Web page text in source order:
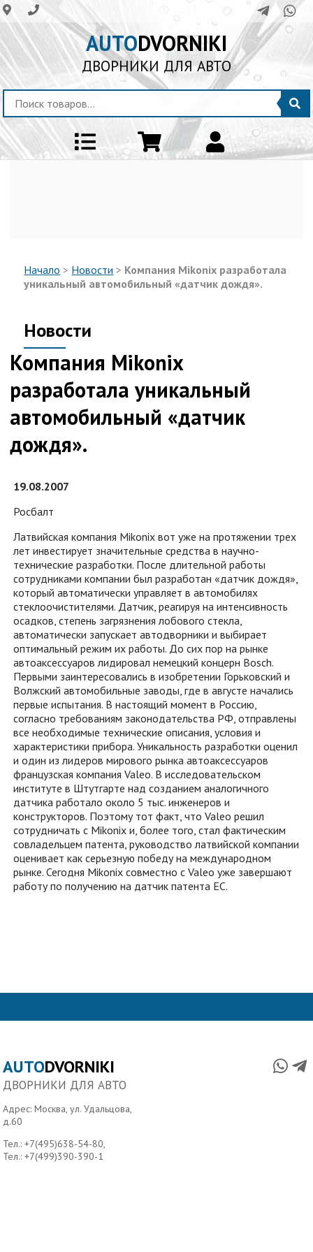
AUTODVORNIKI
ДВОРНИКИ ДЛЯ АВТО
Начало > Новости > Компания Mikonix разработала
уникальный автомобильный «датчик дождя».
Новости
Компания Mikonix
разработала уникальный
автомобильный «датчик
дождя».
19.08.2007
Росбалт
Латвийская компания Mikonix вот уже на протяжении трех
лет инвестирует значительные средства в научно-
технические разработки. После длительной работы
сотрудниками компании был разработан «датчик дождя»,
который автоматически управляет в автомобилях
стеклоочистителями. Датчик, реагируя на интенсивность
осадков, степень загрязнения лобового стекла,
автоматически запускает автодворники и выбирает
оптимальный режим их работы. До сих пор на рынке
автоаксессуаров лидировал немецкий концерн Bosch.
Первыми заинтересовались в изобретении Горьковский и
Волжский автомобильные заводы, где в августе начались
первые испытания. В настоящий момент в Россию,
согласно требованиям законодательства РФ, отправлены
все необходимые технические описания, условия и
характеристики прибора. Уникальность разработки оценил
и один из лидеров мирового рынка автоаксессуаров
французская компания Valeo. В исследовательском
институте в Штутгарте над созданием аналогичного
датчика работало около 5 тыс. инженеров и
конструкторов. Поэтому тот факт, что Valeo решил
сотрудничать с Mikonix и, более того, стал фактическим
совладельцем патента, руководство латвийской компании
оценивает как серьезную победу на международном
рынке. Сегодня Mikonix совместно с Valeo уже завершают
работу по получению на датчик патента ЕС.
AUTODVORNIKI
ДВОРНИКИ ДЛЯ АВТО
Адрес: Москва, ул. Удальцова,
д.60
Тел.:+7(495)638-54-80,
Тел.:+7(499)390-390-1